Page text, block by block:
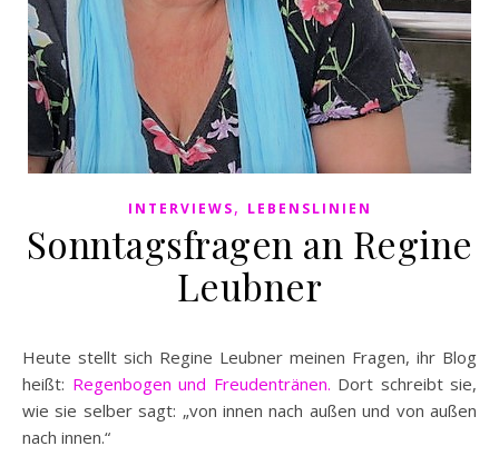
INTERVIEWS, LEBENSLINIEN
Sonntagsfragen an Regine
Leubner
Heute stellt sich Regine Leubner meinen Fragen, ihr Blog
heißt: Regenbogen und Freudentränen. Dort schreibt sie,
wie sie selber sagt: „von innen nach außen und von außen
nach innen.“